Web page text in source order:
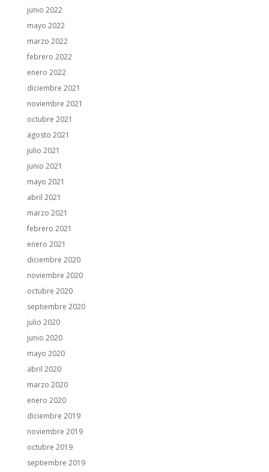
junio 2022
mayo 2022
marzo 2022
febrero 2022
enero 2022
diciembre 2021
noviembre 2021
octubre 2021
agosto 2021
julio 2021
junio 2021
mayo 2021
abril 2021
marzo 2021
febrero 2021
enero 2021
diciembre 2020
noviembre 2020
octubre 2020
septiembre 2020
julio 2020
junio 2020
mayo 2020
abril 2020
marzo 2020
enero 2020
diciembre 2019
noviembre 2019
octubre 2019
septiembre 2019